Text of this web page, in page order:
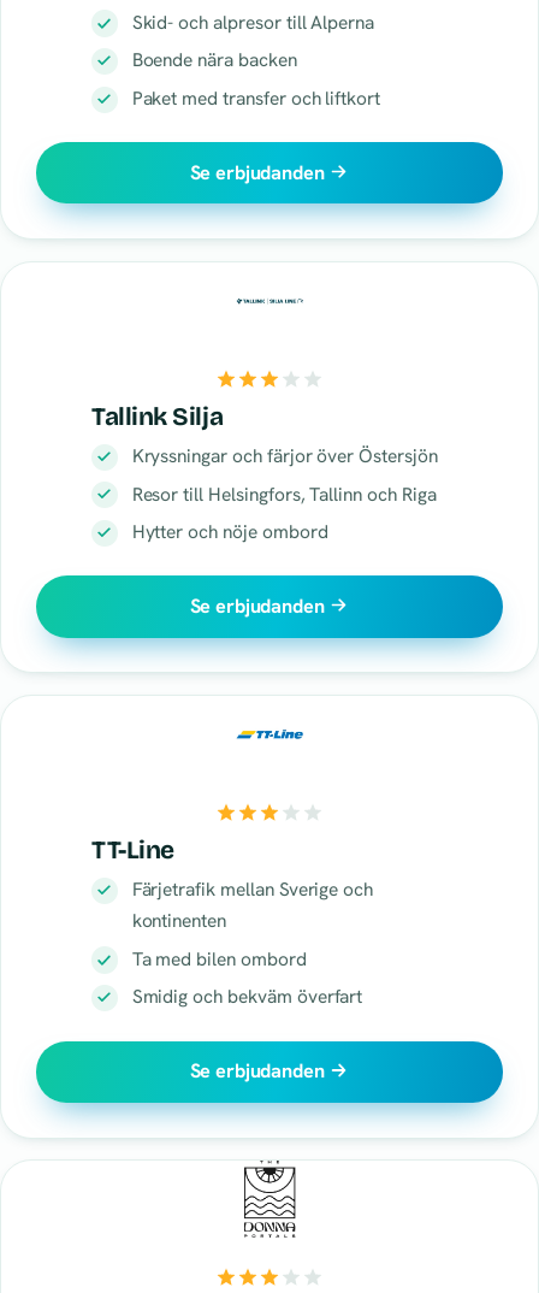
Skid- och alpresor till Alperna
Boende nära backen
Paket med transfer och liftkort
Se erbjudanden
Tallink Silja
Kryssningar och färjor över Östersjön
Resor till Helsingfors, Tallinn och Riga
Hytter och nöje ombord
Se erbjudanden
TT-Line
Färjetrafik mellan Sverige och
kontinenten
Ta med bilen ombord
Smidig och bekväm överfart
Se erbjudanden